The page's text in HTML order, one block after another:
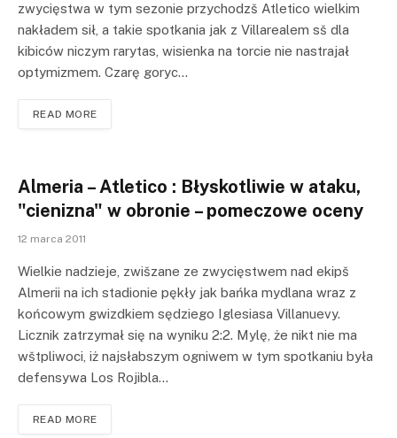
zwycięstwa w tym sezonie przychodzš Atletico wielkim
nakładem sił, a takie spotkania jak z Villarealem sš dla
kibiców niczym rarytas, wisienka na torcie nie nastrajał
optymizmem. Czarę goryc…
READ MORE
Almeria – Atletico : Błyskotliwie w ataku,
"cienizna" w obronie – pomeczowe oceny
12 marca 2011
Wielkie nadzieje, zwišzane ze zwycięstwem nad ekipš
Almerii na ich stadionie pękły jak bańka mydlana wraz z
końcowym gwizdkiem sędziego Iglesiasa Villanuevy.
Licznik zatrzymał się na wyniku 2:2. Mylę, że nikt nie ma
wštpliwoci, iż najsłabszym ogniwem w tym spotkaniu była
defensywa Los Rojibla…
READ MORE